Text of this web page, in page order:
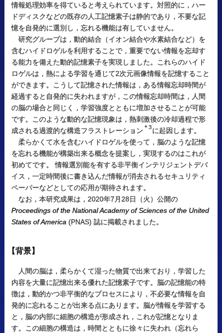
情報処理効率を得ていると考えられています。対照的に，ハー
ドディスクなどの既存の人工記憶素子は静的であり，不要な記
憶を自発的に選別し，忘れる機能は有していません。
研究グループは，動的結合（イオン結合や水素結合など）を
含むハイドロゲルを利用することで，重要でない情報を忘却す
る能力を備えた動的記憶素子を実現しました。これらのハイド
ロゲルは，熱による学習を通じて2次元画像情報を記憶すること
ができます。こうして記憶された情報は，ある情報忘却時間が
経過すると自発的に失われますが，この情報忘却時間は，人間
の脳の場合と同じく，学習強度とともに増加させることが可能
です。このような動的な記憶現象は，熱刺激後の冷却過程で形
成される過渡的な構造フラストレーション ＊3に起因します。
柔らかくて水を含むハイドロゲルを使って，脳のような記憶
を忘れる機能が構築出来る概念を提案し，実現するのはこれが
初めてです。 情報選別能を有する非平衡インテリジェントデバ
イス，一定時間後に書き込んだ情報が消去されるセキュリティ
ペーパーなどとしての応用が期待されます。
なお，本研究成果は，2020年7月28日（火）公開の
Proceedings of the National Academy of Sciences of the United
States of America(PNAS) 誌に掲載されました。
【背景】
人間の脳は，柔らかくて湿った物質で出来ており，学習した
内容を大量に記憶出来る優れた記憶素子です。脳の記憶能の特
徴は，動的かつ非平衡的なプロセスにより，不必要な情報を自
発的に忘れることが出来る点にあります。脳が情報を学習する
と，脳の内部に細胞の構造が形成され，これが記憶となりま
す。この細胞の構造は，時間とともに徐々に失われ（忘れら